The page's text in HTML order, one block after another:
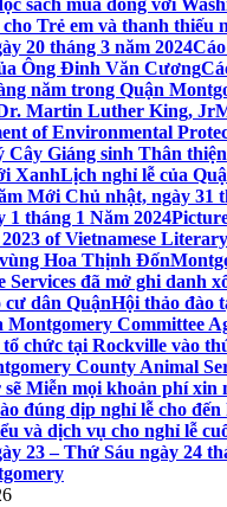
sách mùa đông với
Trẻ em và thanh thiếu
20 tháng 3 năm 2024
Ông Đinh Văn Cương
năm trong Quận
Martin Luther King, Jr
of Environmental
Cây Giáng sinh Thân
XanhLịch nghỉ lễ của
Mới Chủ nhật, ngày 31
1 tháng 1 Năm 2024
of Vietnamese
Hoa Thịnh Đốn
Services đã mở ghi danh
dân QuậnHội thảo đào
Montgomery Committee
tổ chức tại Rockville vào
County Animal
Miễn mọi khoản phí xin
đúng dịp nghỉ lễ cho
và dịch vụ cho nghỉ lễ
23 – Thứ Sáu ngày 24